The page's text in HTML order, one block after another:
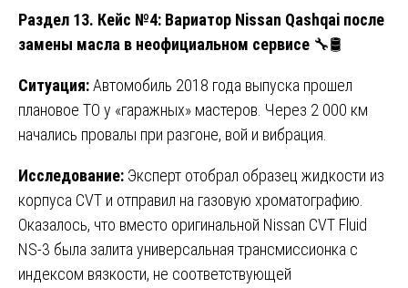
Раздел 13. Кейс №4: Вариатор Nissan Qashqai после
замены масла в неофициальном сервисе 🔧🛢️
Ситуация:Автомобиль 2018 года выпуска прошел
плановое ТО у «гаражных» мастеров. Через 2 000 км
начались провалы при разгоне, вой и вибрация.
Исследование: Эксперт отобрал образец жидкости из
корпуса CVT и отправил на газовую хроматографию.
Оказалось, что вместо оригинальной Nissan CVT Fluid
NS-3 была залита универсальная трансмиссионка с
индексом вязкости, не соответствующей